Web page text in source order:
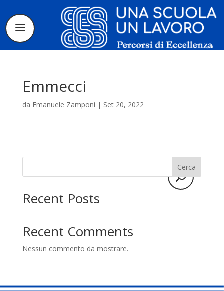
I tirocinanti
Le borse di
studio
Sostenitori
Emmecci
da Emanuele Zamponi | Set 20, 2022
Cerca
Recent Posts
Recent Comments
Nessun commento da mostrare.